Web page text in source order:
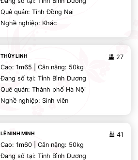
Quê quán: Tỉnh Đồng Nai
Nghề nghiệp: Khác
27
THÙY LINH
Cao: 1m65 | Cân nặng: 50kg
Đang số tại: Tỉnh Bình Dương
Quê quán: Thành phố Hà Nội
Nghề nghiệp: Sinh viên
41
LÊ NINH MINH
Cao: 1m60 | Cân nặng: 50kg
Đang số tại: Tỉnh Bình Dương